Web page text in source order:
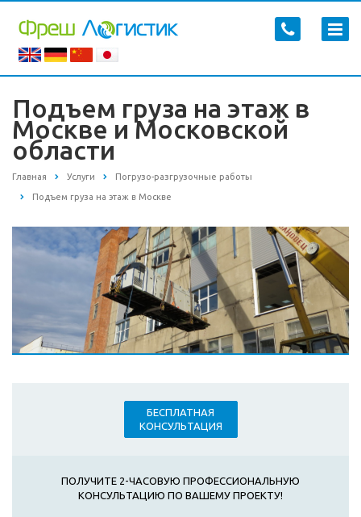
Подъем груза на этаж в
Москве и Московской
области
Главная Услуги Погрузо-разгрузочные работы
Подъем груза на этаж в Москве
БЕСПЛАТНАЯ
КОНСУЛЬТАЦИЯ
ПОЛУЧИТЕ 2-ЧАСОВУЮ ПРОФЕССИОНАЛЬНУЮ
КОНСУЛЬТАЦИЮ ПО ВАШЕМУ ПРОЕКТУ!